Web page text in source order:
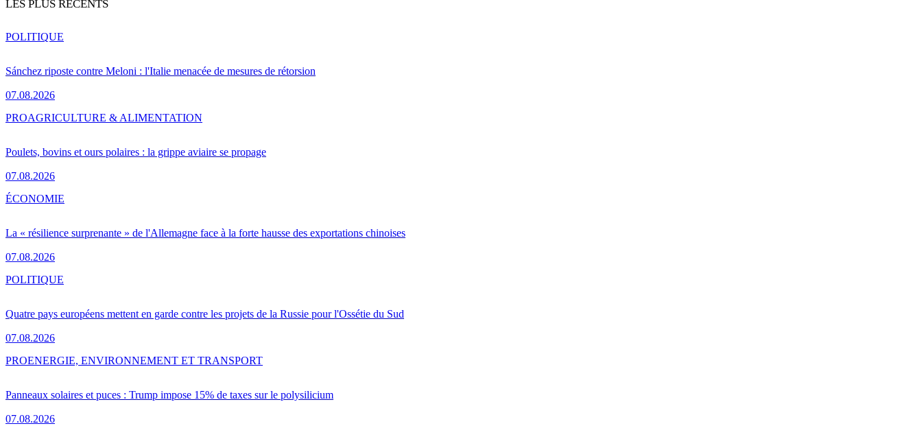
LES PLUS RÉCENTS
Sánchez riposte contre Meloni : l'Italie menacée de mesures de rétorsion
07.08.2026
POLITIQUE
Poulets, bovins et ours polaires : la grippe aviaire se propage
07.08.2026
PROAGRICULTURE & ALIMENTATION
La « résilience surprenante » de l'Allemagne face à la forte hausse des exportations chinoises
07.08.2026
ÉCONOMIE
Quatre pays européens mettent en garde contre les projets de la Russie pour l'Ossétie du Sud
07.08.2026
POLITIQUE
Panneaux solaires et puces : Trump impose 15% de taxes sur le polysilicium
07.08.2026
PROENERGIE, ENVIRONNEMENT ET TRANSPORT